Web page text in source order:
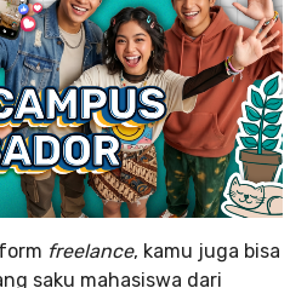
freelance, kamu juga bisa
saku mahasiswa dari